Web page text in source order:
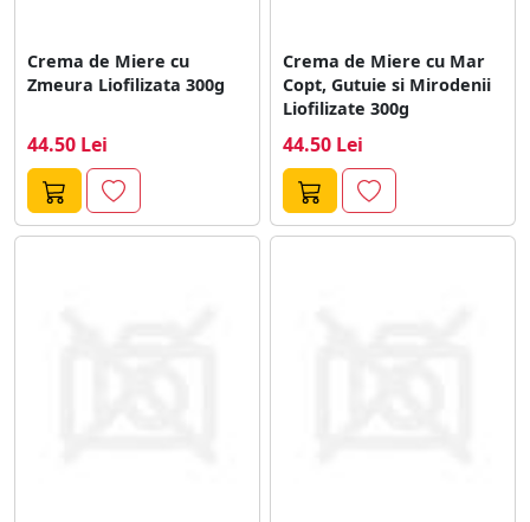
Crema de Miere cu
Zmeura Liofilizata 300g
44.50 Lei
Crema de Miere cu Mar
Copt, Gutuie si Mirodenii
Liofilizate 300g
44.50 Lei